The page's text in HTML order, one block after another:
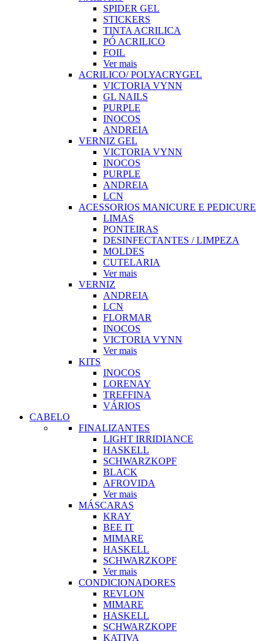
SPIDER GEL
STICKERS
TINTA ACRILICA
PÓ ACRILICO
FOIL
Ver mais
ACRILICO/ POLYACRYGEL
VICTORIA VYNN
GL NAILS
PURPLE
INOCOS
ANDREIA
VERNIZ GEL
VICTORIA VYNN
INOCOS
PURPLE
ANDREIA
LCN
ACESSORIOS MANICURE E PEDICURE
LIMAS
PONTEIRAS
DESINFECTANTES / LIMPEZA
MOLDES
CUTELARIA
Ver mais
VERNIZ
ANDREIA
LCN
FLORMAR
INOCOS
VICTORIA VYNN
Ver mais
KITS
INOCOS
LORENAY
TREFFINA
VÁRIOS
CABELO
FINALIZANTES
LIGHT IRRIDIANCE
HASKELL
SCHWARZKOPF
BLACK
AFROVIDA
Ver mais
MÁSCARAS
KRAY
BEE IT
MIMARE
HASKELL
SCHWARZKOPF
Ver mais
CONDICIONADORES
REVLON
MIMARE
HASKELL
SCHWARZKOPF
KATIVA